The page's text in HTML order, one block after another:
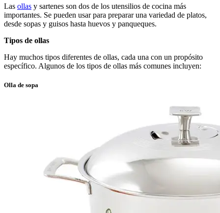
Las ollas y sartenes son dos de los utensilios de cocina más
importantes. Se pueden usar para preparar una variedad de platos,
desde sopas y guisos hasta huevos y panqueques.
Tipos de ollas
Hay muchos tipos diferentes de ollas, cada una con un propósito
específico. Algunos de los tipos de ollas más comunes incluyen:
Olla de sopa